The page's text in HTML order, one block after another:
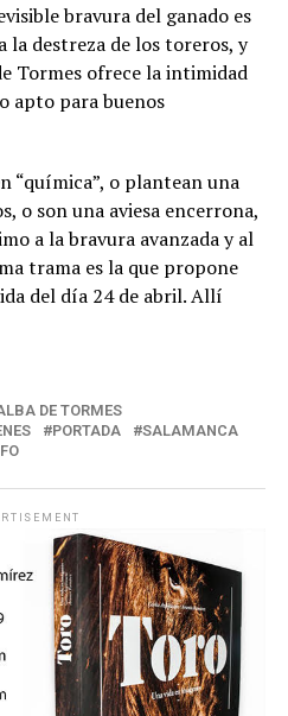
bravura del ganado es
destreza de los toreros, y
Tormes ofrece la intimidad
apto para buenos
“química”, o plantean una
o son una aviesa encerrona,
a la bravura avanzada y al
trama es la que propone
del día 24 de abril. Allí
DE TORMES
PORTADA
SALAMANCA